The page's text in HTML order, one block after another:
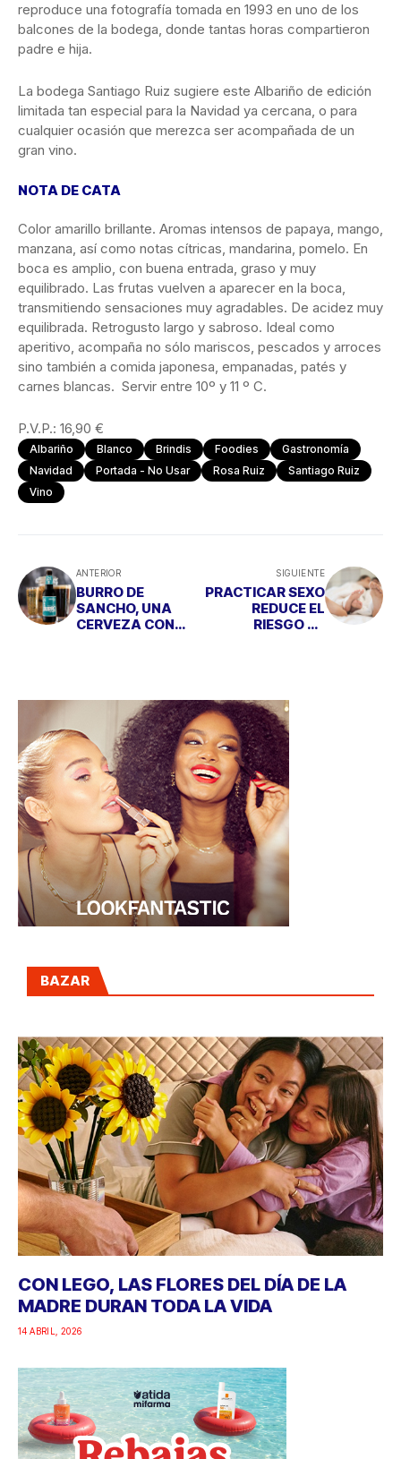
reproduce una fotografía tomada en 1993 en uno de los
balcones de la bodega, donde tantas horas compartieron
padre e hija.
La bodega Santiago Ruiz sugiere este Albariño de edición
limitada tan especial para la Navidad ya cercana, o para
cualquier ocasión que merezca ser acompañada de un
gran vino.
NOTA DE CATA
Color amarillo brillante. Aromas intensos de papaya, mango,
manzana, así como notas cítricas, mandarina, pomelo. En
boca es amplio, con buena entrada, graso y muy
equilibrado. Las frutas vuelven a aparecer en la boca,
transmitiendo sensaciones muy agradables. De acidez muy
equilibrada. Retrogusto largo y sabroso. Ideal como
aperitivo, acompaña no sólo mariscos, pescados y arroces
sino también a comida japonesa, empanadas, patés y
carnes blancas. Servir entre 10º y 11 º C.
P.V.P.: 16,90 €
Albariño Blanco Brindis Foodies
Gastronomía
Navidad
Portada - No Usar Rosa Ruiz
Santiago Ruiz
Vino
ANTERIOR
BURRO DE
SANCHO, UNA
CERVEZA CON
SIGUIENTE
PRACTICAR SEXO
REDUCE EL
RIESGO DE
BAZAR
CON LEGO, LAS FLORES DEL DÍA DE LA
MADRE DURAN TODA LA VIDA
14 ABRIL, 2026